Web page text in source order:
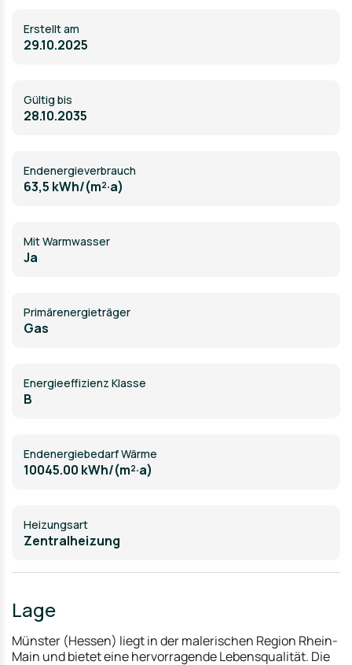
Erstellt am
29.10.2025
Gültig bis
28.10.2035
Endenergieverbrauch
63,5 kWh/(m²·a)
Mit Warmwasser
Ja
Primärenergieträger
Gas
Energieeffizienz Klasse
B
Endenergiebedarf Wärme
10045.00 kWh/(m²·a)
Heizungsart
Zentralheizung
Lage
Münster (Hessen) liegt in der malerischen Region Rhein-
Main und bietet eine hervorragende Lebensqualität. Die